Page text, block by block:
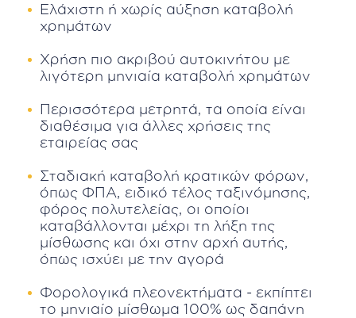
Ελάχιστη ή χωρίς αύξηση καταβολή
χρημάτων
Χρήση πιο ακριβού αυτοκινήτου με
λιγότερη μηνιαία καταβολή χρημάτων
Περισσότερα μετρητά, τα οποία είναι
διαθέσιμα για άλλες χρήσεις της
εταιρείας σας
Σταδιακή καταβολή κρατικών φόρων,
όπως ΦΠΑ, ειδικό τέλος ταξινόμησης,
φόρος πολυτελείας, οι οποίοι
καταβάλλονται μέχρι τη λήξη της
μίσθωσης και όχι στην αρχή αυτής,
όπως ισχύει με την αγορά
Φορολογικά πλεονεκτήματα - εκπίπτει
το μηνιαίο μίσθωμα 100% ως δαπάνη